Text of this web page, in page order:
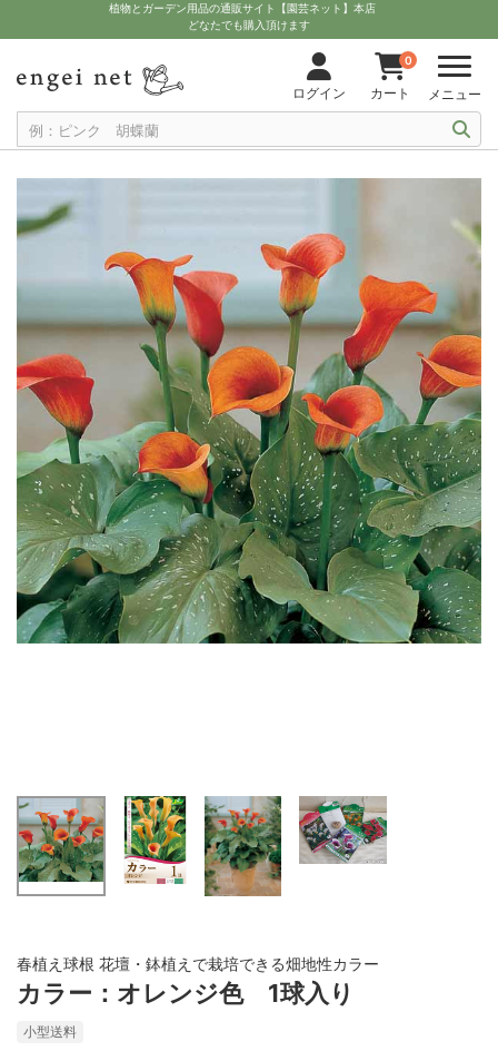
植物とガーデン用品の通販サイト【園芸ネット】本店
どなたでも購入頂けます
ログイン
0
カート メニュー
春植え球根 花壇・鉢植えで栽培できる畑地性カラー
カラー：オレンジ色 1球入り
小型送料